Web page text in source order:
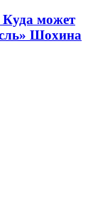
Куда может
Шохина